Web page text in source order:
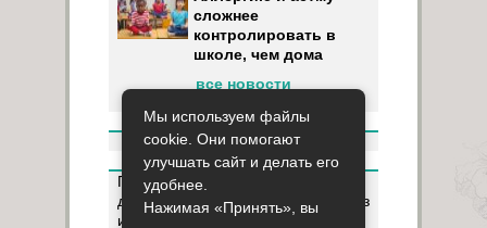
сложнее
контролировать в
школе, чем дома
все новости
Пользуясь данным ресурсом вы
даёте разрешение на сбор, анализ
и хранение своих персональных
Мы используем файлы
cookie. Они помогают
улучшать сайт и делать его
удобнее.
Нажимая «Принять», вы